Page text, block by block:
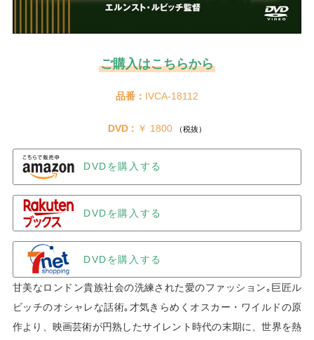
ご購入はこちらから
品番： IVCA-18112
DVD : ￥ 1800 （税抜）
DVDを購入する
DVDを購入する
DVDを購入する
甘美なロンドン貴族社会の洗練された愛のファッション｡巨匠ル
ビッチのオシャレな話術｡才気きらめくオスカー・ワイルドの原
作より、映画芸術が円熟したサイレント時代の末期に、世界を熱